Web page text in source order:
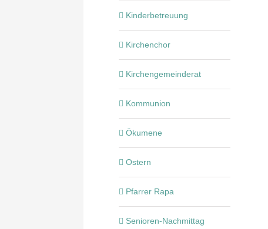
Kinderbetreuung
Kirchenchor
Kirchengemeinderat
Kommunion
Ökumene
Ostern
Pfarrer Rapa
Senioren-Nachmittag